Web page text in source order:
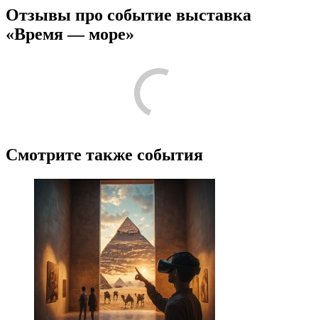
Отзывы про событие выставка
«Время — море»
Смотрите также события